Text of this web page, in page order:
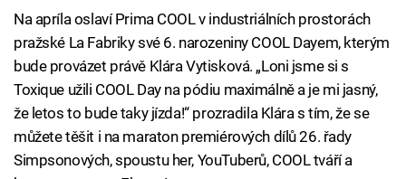
Na apríla oslaví Prima COOL v industriálních prostorách
pražské La Fabriky své 6. narozeniny COOL Dayem, kterým
bude provázet právě Klára Vytisková. „Loni jsme si s
Toxique užili COOL Day na pódiu maximálně a je mi jasný,
že letos to bude taky jízda!“ prozradila Klára s tím, že se
můžete těšit i na maraton premiérových dílů 26. řady
Simpsonových, spoustu her, YouTuberů, COOL tváří a